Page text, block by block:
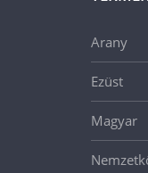
Arany
Ezüst
Magyar